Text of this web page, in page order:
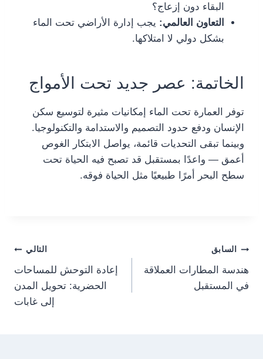
البقاء دون إزعاج؟
التعاون العالمي: يجب إدارة الأراضي تحت الماء
بشكل دولي لا امتلاكها.
الخاتمة: عصر جديد تحت الأمواج
توفر العمارة تحت الماء إمكانيات مثيرة لتوسيع سكن
الإنسان ودفع حدود التصميم والاستدامة والتكنولوجيا.
وبينما تبقى التحديات قائمة، يواصل الابتكار الغوص
أعمق — واعدًا بمستقبل قد تصبح فيه الحياة تحت
سطح البحر أمرًا طبيعيًا مثل الحياة فوقه.
Post
navigation
السابق
هندسة المطارات العملاقة
في المستقبل
التالي
إعادة التوحش للمساحات
الحضرية: تحويل المدن
إلى غابات